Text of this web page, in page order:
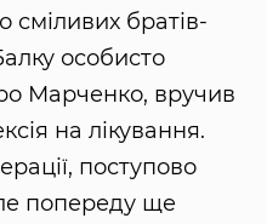
братів-
особисто
Марченко, вручив
на лікування.
поступово
попереду ще